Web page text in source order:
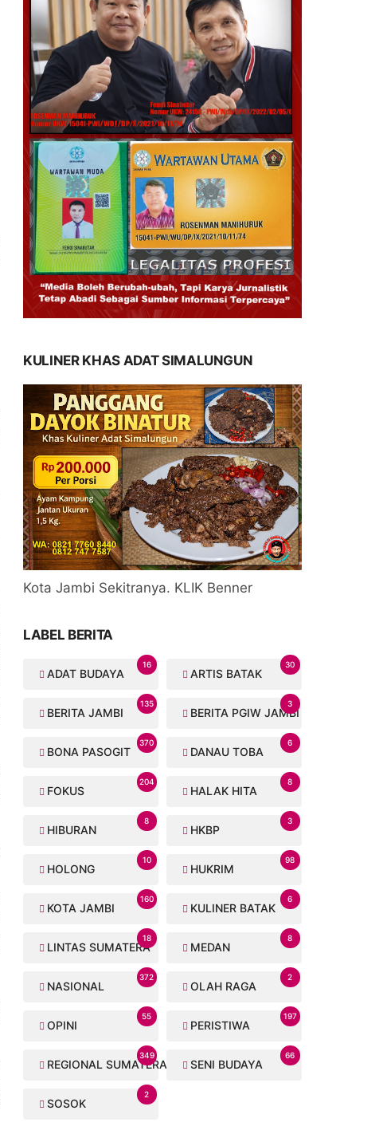
KULINER KHAS ADAT SIMALUNGUN
Kota Jambi Sekitranya. KLIK Benner
LABEL BERITA
ADAT BUDAYA
16
ARTIS BATAK
30
BERITA JAMBI
135
BERITA PGIW JAMBI
3
BONA PASOGIT
370
DANAU TOBA
6
FOKUS
204
HALAK HITA
8
HIBURAN
8
HKBP
3
HOLONG
10
HUKRIM
98
KOTA JAMBI
160
KULINER BATAK
6
LINTAS SUMATERA
18
MEDAN
8
NASIONAL
372
OLAH RAGA
2
OPINI
55
PERISTIWA
197
REGIONAL SUMATERA
349
SENI BUDAYA
66
SOSOK
2